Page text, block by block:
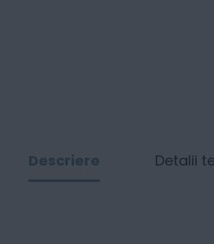
Descriere Detalii